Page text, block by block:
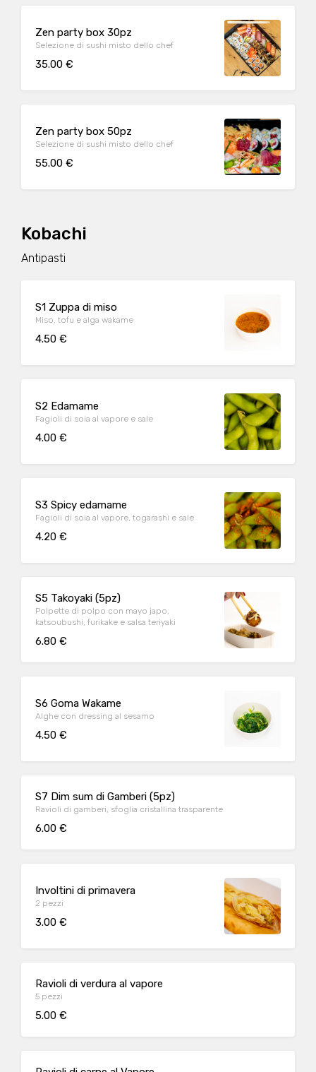
Zen party box 30pz
Selezione di sushi misto dello chef
35.00 €
Zen party box 50pz
Selezione di sushi misto dello chef
55.00 €
Kobachi
Antipasti
S1 Zuppa di miso
Miso, tofu e alga wakame
4.50 €
S2 Edamame
Fagioli di soia al vapore e sale
4.00 €
S3 Spicy edamame
Fagioli di soia al vapore, togarashi e sale
4.20 €
S5 Takoyaki (5pz)
Polpette di polpo con mayo japo,
katsoubushi, furikake e salsa teriyaki
6.80 €
S6 Goma Wakame
Alghe con dressing al sesamo
4.50 €
S7 Dim sum di Gamberi (5pz)
Ravioli di gamberi, sfoglia cristallina trasparente
6.00 €
Involtini di primavera
2 pezzi
3.00 €
Ravioli di verdura al vapore
5 pezzi
5.00 €